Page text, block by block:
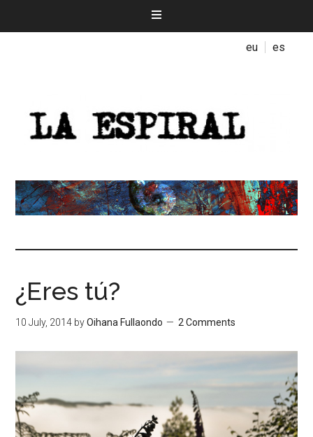
eu es
¿Eres tú?
10 July, 2014 byOihana Fullaondo 2 Comments